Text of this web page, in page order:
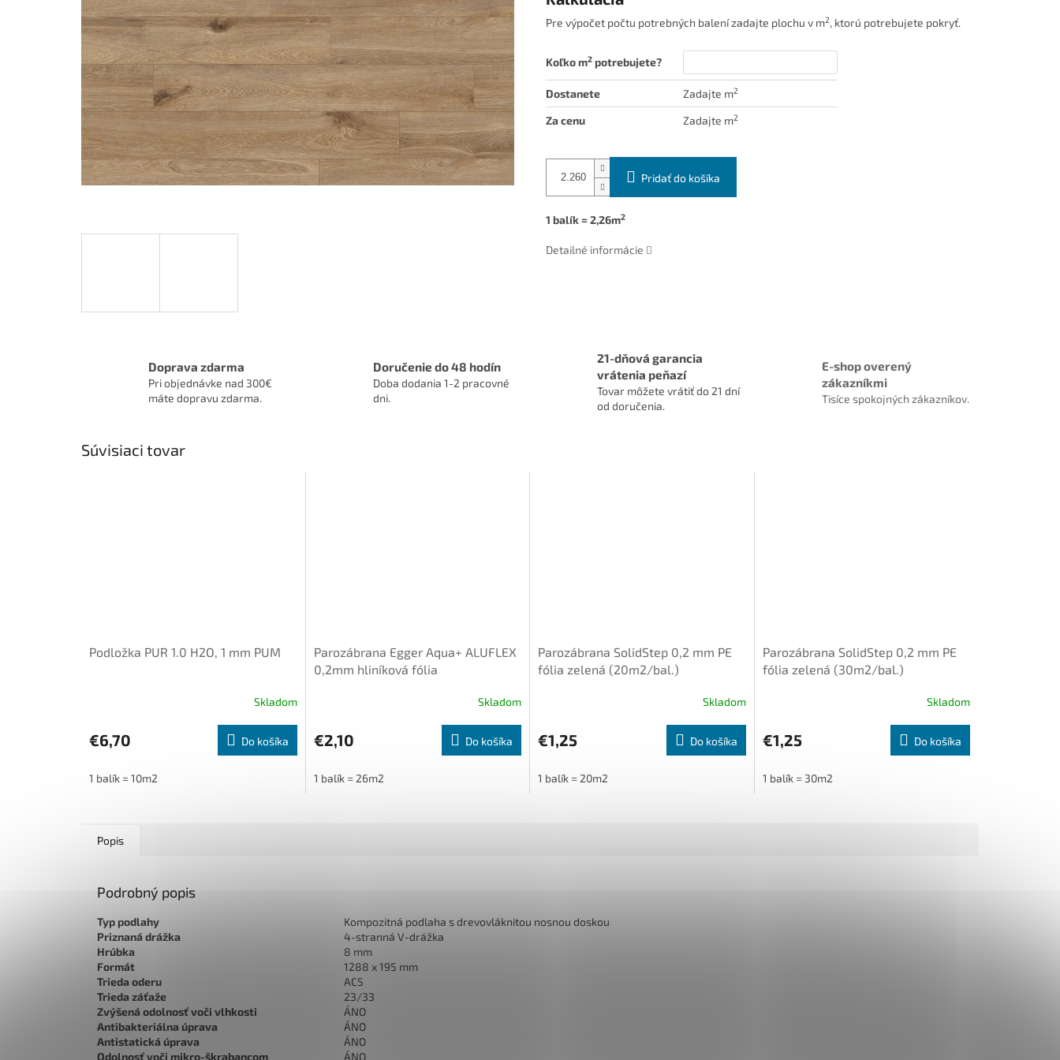
Pre výpočet počtu potrebných balení zadajte plochu v m2, ktorú potrebujete pokryť.
Koľko m2 potrebujete?
Dostanete Zadajte m2
Za cenu Zadajte m2
Pridať do košíka
1 balík = 2,26m2
Detailné informácie
Doprava zdarma
Pri objednávke nad 300€
máte dopravu zdarma.
Doručenie do 48 hodín
Doba dodania 1-2 pracovné
dni.
21-dňová garancia
vrátenia peňazí
Tovar môžete vrátiť do 21 dní
od doručenia.
E-shop overený
zákazníkmi
Tisíce spokojných zákazníkov.
Súvisiaci tovar
Podložka PUR 1.0 H2O, 1 mm PUM
Skladom
€6,70 Do košíka
1 balík = 10m2
Parozábrana Egger Aqua+ ALUFLEX
0,2mm hliníková fólia
Skladom
€2,10 Do košíka
1 balík = 26m2
Parozábrana SolidStep 0,2 mm PE
fólia zelená (20m2/bal.)
Skladom
€1,25 Do košíka
1 balík = 20m2
Parozábrana SolidStep 0,2 mm PE
fólia zelená (30m2/bal.)
Skladom
€1,25 Do košíka
1 balík = 30m2
Popis
Podrobný popis
Typ podlahy
Kompozitná podlaha s drevovláknitou nosnou doskou
Priznaná drážka
4-stranná V-drážka
Hrúbka
8 mm
Formát
1288 x 195 mm
Trieda oderu
AC5
Trieda záťaže
23/33
Zvýšená odolnosť voči vlhkosti
ÁNO
Antibakteriálna úprava
ÁNO
Antistatická úprava
ÁNO
Odolnosť voči mikro-škrabancom
ÁNO